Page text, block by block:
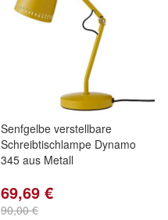
Senfgelbe verstellbare
Schreibtischlampe Dynamo
345 aus Metall
69,69 €
90,00 €